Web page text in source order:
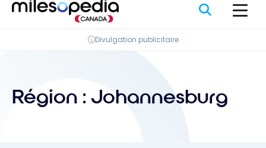
Divulgation publicitaire
Région : Johannesburg